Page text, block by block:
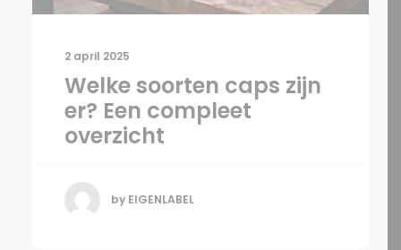
2 april 2025
Welke soorten caps zijn
er? Een compleet
overzicht
by EIGENLABEL